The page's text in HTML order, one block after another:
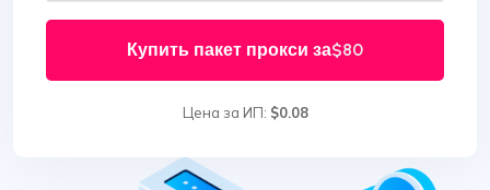
Купить пакет прокси за$80
Цена за ИП: $0.08